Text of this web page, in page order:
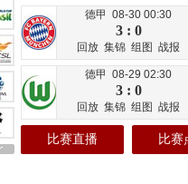
德甲 08-30 00:30
3 : 0
回放 集锦 组图 战报
德甲 08-29 02:30
3 : 0
回放 集锦 组图 战报
比赛直播 比赛